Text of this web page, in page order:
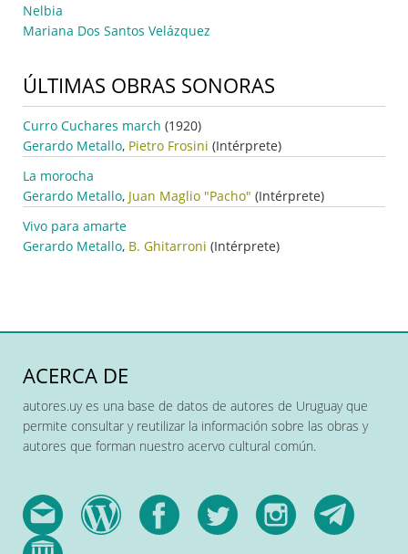
Nelbia
Mariana Dos Santos Velázquez
ÚLTIMAS OBRAS SONORAS
Curro Cuchares march (1920)
Gerardo Metallo, Pietro Frosini (Intérprete)
La morocha
Gerardo Metallo, Juan Maglio "Pacho" (Intérprete)
Vivo para amarte
Gerardo Metallo, B. Ghitarroni (Intérprete)
ACERCA DE
autores.uy es una base de datos de autores de Uruguay que
permite consultar y reutilizar la información sobre las obras y
autores que forman nuestro acervo cultural común.